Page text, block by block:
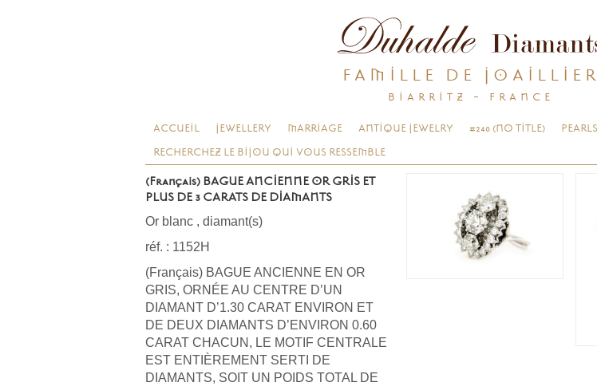
FAMILLE DE JOAILLIER
BIARRITZ - FRANCE
ACCUEIL JEWELLERY MARRIAGE ANTIQUE JEWELRY #240 (NO TITLE) PEARLS
RECHERCHEZ LE BIJOU QUI VOUS RESSEMBLE
(Français) BAGUE ANCIENNE OR GRIS ET
PLUS DE 3 CARATS DE DIAMANTS
Or blanc , diamant(s)
réf. : 1152H
(Français) BAGUE ANCIENNE EN OR
GRIS, ORNÉE AU CENTRE D’UN
DIAMANT D’1.30 CARAT ENVIRON ET
DE DEUX DIAMANTS D’ENVIRON 0.60
CARAT CHACUN, LE MOTIF CENTRALE
EST ENTIÈREMENT SERTI DE
DIAMANTS, SOIT UN POIDS TOTAL DE